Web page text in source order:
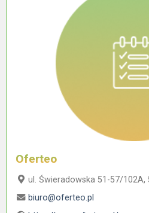
Oferteo
ul. Świeradowska 51-57/102A,
biuro@oferteo.pl